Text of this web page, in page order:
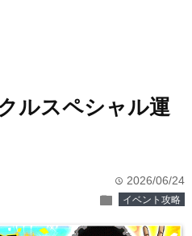
ルスペシャル運
time 2026/06/24
folder イベント攻略